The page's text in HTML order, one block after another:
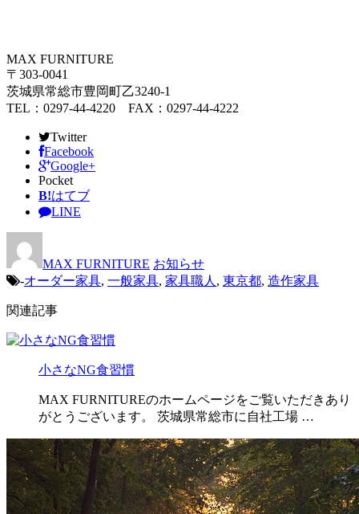
MAX FURNITURE
〒303-0041
茨城県常総市豊岡町乙3240-1
TEL：0297-44-4220 FAX：0297-44-4222
Twitter
Facebook
Google+
Pocket
B!はてブ
LINE
MAX FURNITURE お知らせ
-オーダー家具, 一般家具, 家具職人 , 東京都, 造作家具
関連記事
小さなNG食習慣
MAX FURNITUREのホームページをご覧いただきあり
がとうございます。 茨城県常総市に自社工場 …